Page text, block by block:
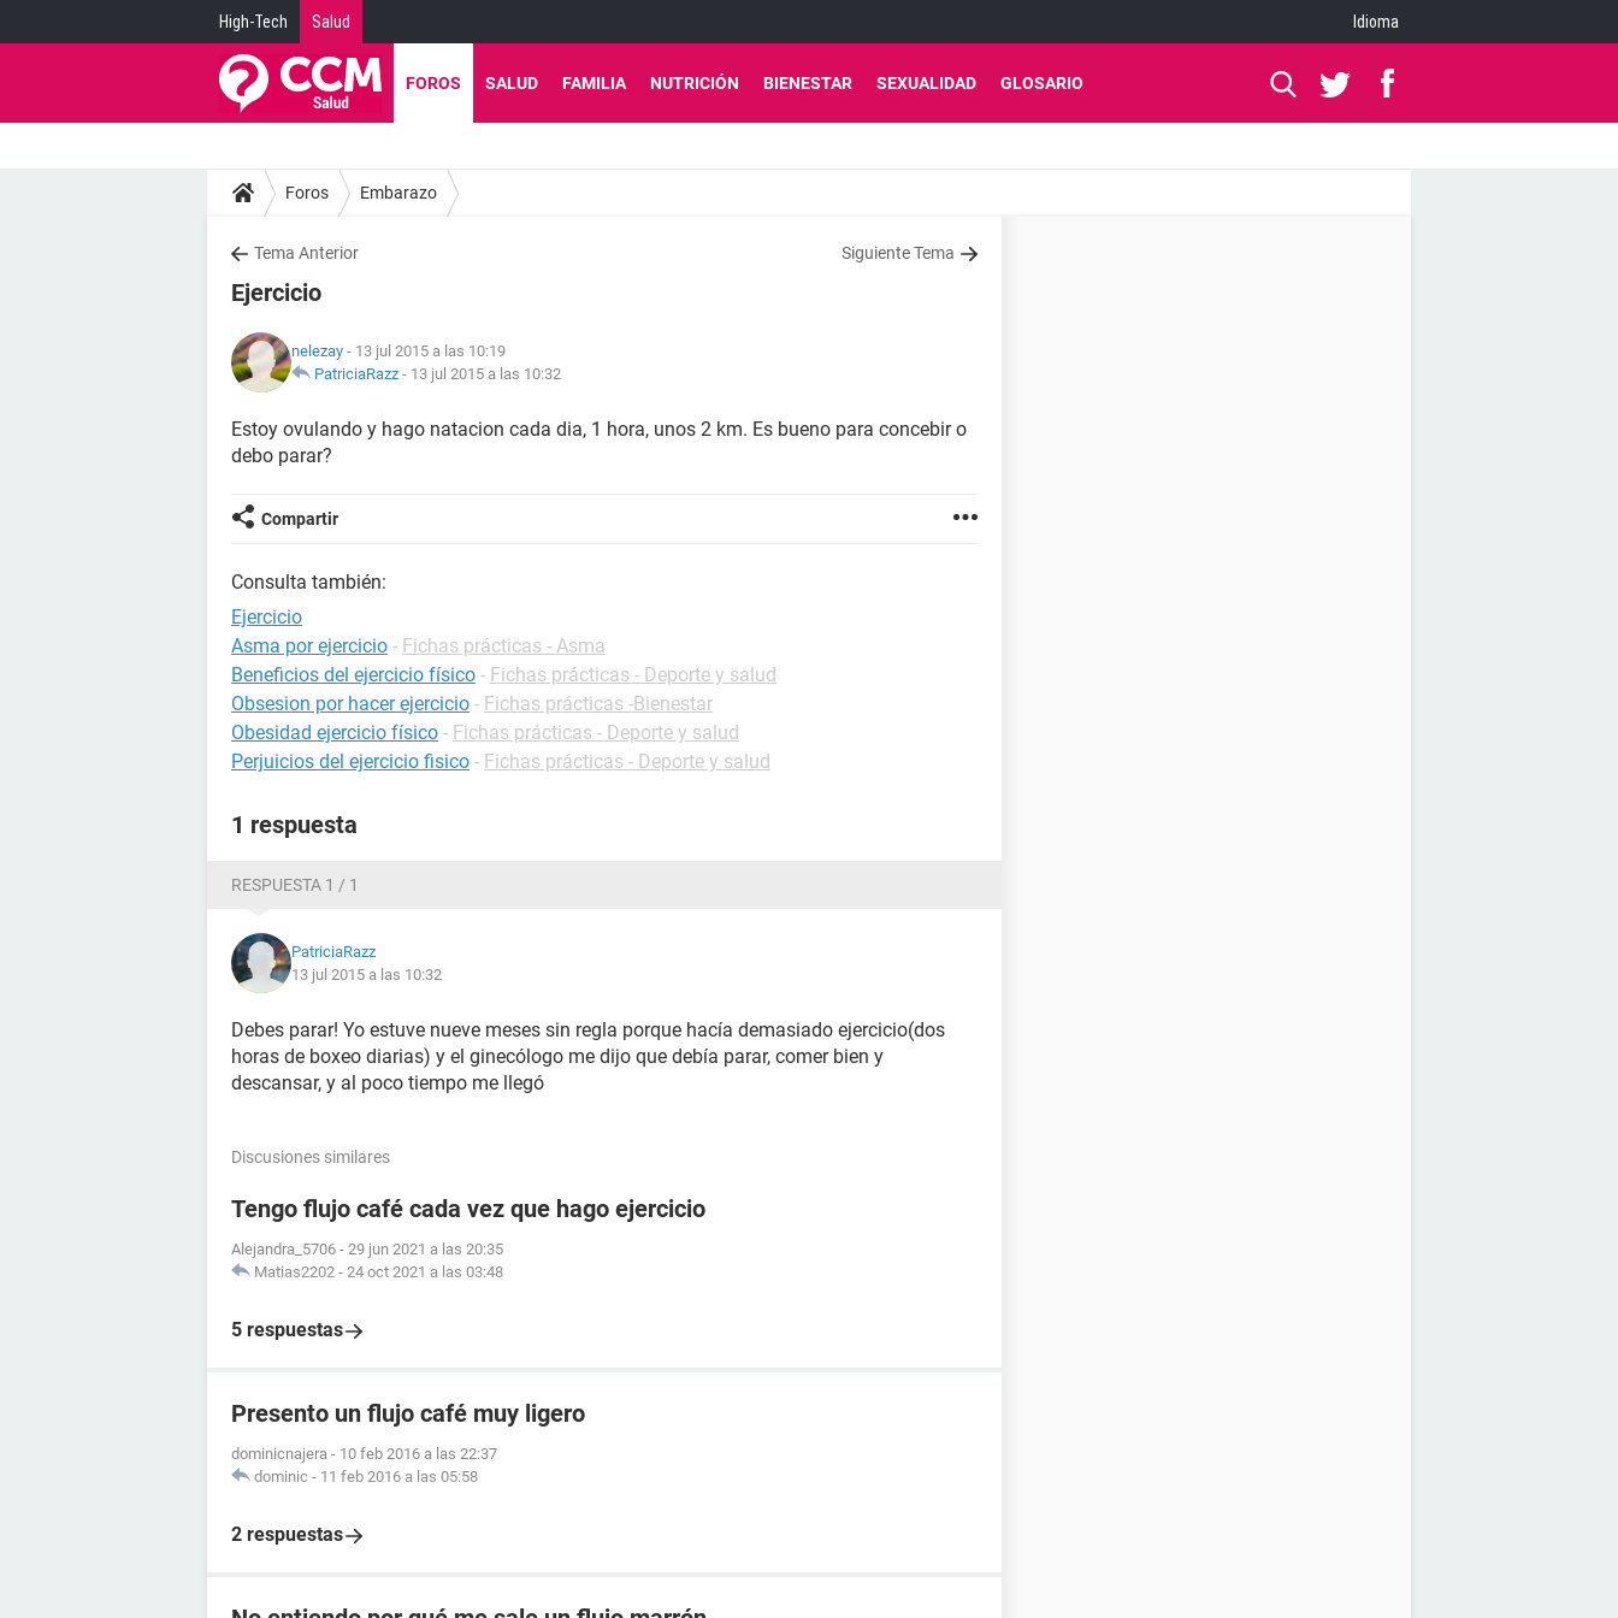
High-Tech Salud Idioma
FOROS SALUD FAMILIA NUTRICIÓN BIENESTAR SEXUALIDAD GLOSARIO
Foros Embarazo
Tema Anterior Siguiente Tema
Ejercicio
nelezay - 13 jul 2015 a las 10:19
PatriciaRazz - 13 jul 2015 a las 10:32
Estoy ovulando y hago natacion cada dia, 1 hora, unos 2 km. Es bueno para concebir o
debo parar?
Compartir
Consulta también:
Ejercicio
Asma por ejercicio - Fichas prácticas - Asma
Beneficios del ejercicio físico - Fichas prácticas - Deporte y salud
Obsesion por hacer ejercicio - Fichas prácticas -Bienestar
Obesidad ejercicio físico - Fichas prácticas - Deporte y salud
Perjuicios del ejercicio fisico - Fichas prácticas - Deporte y salud
1 respuesta
RESPUESTA 1 / 1
PatriciaRazz
13 jul 2015 a las 10:32
Debes parar! Yo estuve nueve meses sin regla porque hacía demasiado ejercicio(dos
horas de boxeo diarias) y el ginecólogo me dijo que debía parar, comer bien y
descansar, y al poco tiempo me llegó
Discusiones similares
Tengo flujo café cada vez que hago ejercicio
Alejandra_5706 - 29 jun 2021 a las 20:35
Matias2202 - 24 oct 2021 a las 03:48
5 respuestas
Presento un flujo café muy ligero
dominicnajera - 10 feb 2016 a las 22:37
dominic - 11 feb 2016 a las 05:58
2 respuestas